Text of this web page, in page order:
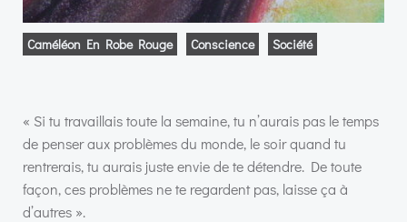
Caméléon En Robe Rouge Conscience Société
« Si tu travaillais toute la semaine, tu n’aurais pas le temps
de penser aux problèmes du monde, le soir quand tu
rentrerais, tu aurais juste envie de te détendre. De toute
façon, ces problèmes ne te regardent pas, laisse ça à
d’autres ».